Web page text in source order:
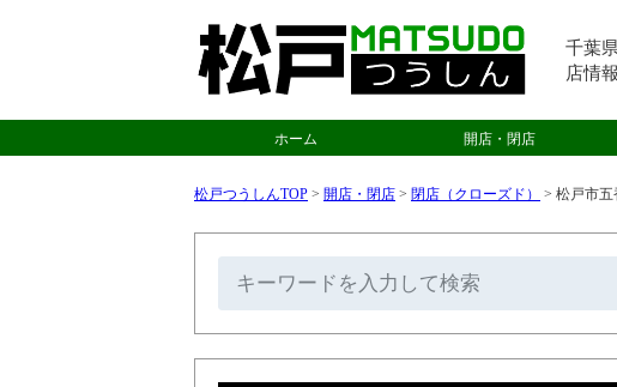
千葉
店情
ホーム 開店・閉店
松戸つうしんTOP > 開店・閉店 > 閉店（クローズド） > 松戸市五